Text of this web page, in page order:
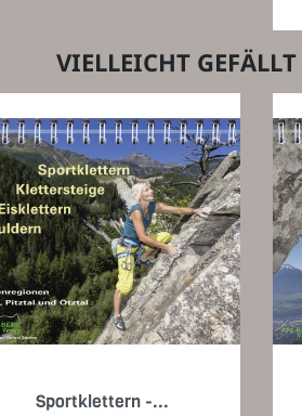
VIELLEICHT
Vorschau
Sportklettern -...